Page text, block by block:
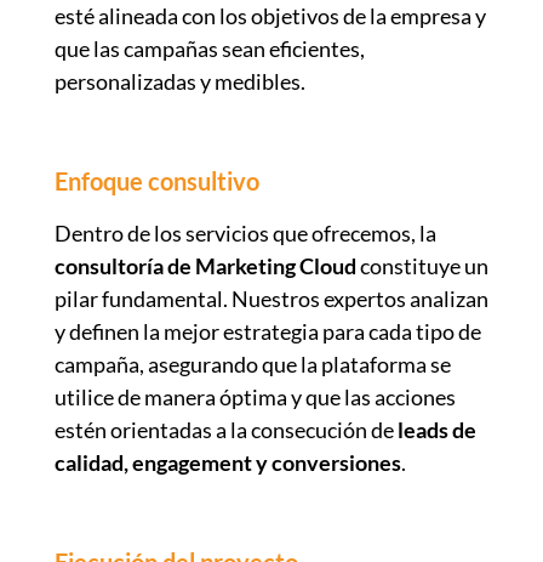
esté alineada con los objetivos de la empresa y
que las campañas sean eficientes,
personalizadas y medibles.
Enfoque consultivo
Dentro de los servicios que ofrecemos, la
consultoría de Marketing Cloudconstituye un
pilar fundamental. Nuestros expertos analizan
y definen la mejor estrategia para cada tipo de
campaña, asegurando que la plataforma se
utilice de manera óptima y que las acciones
estén orientadas a la consecución deleads de
calidad, engagement y conversiones.